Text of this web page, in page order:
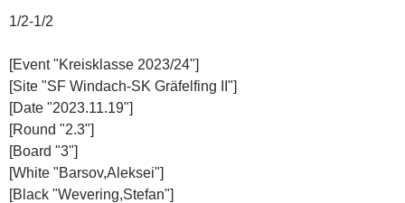
1/2-1/2
[Event "Kreisklasse 2023/24"]
[Site "SF Windach-SK Gräfelfing II"]
[Date "2023.11.19"]
[Round "2.3"]
[Board "3"]
[White "Barsov,Aleksei"]
[Black "Wevering,Stefan"]